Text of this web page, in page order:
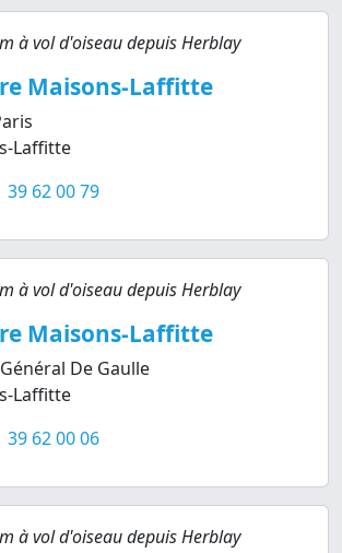
à vol d'oiseau depuis Herblay
Maisons-Laffitte
Laffitte
39 62 00 79
à vol d'oiseau depuis Herblay
Maisons-Laffitte
De Gaulle
Laffitte
39 62 00 06
à vol d'oiseau depuis Herblay